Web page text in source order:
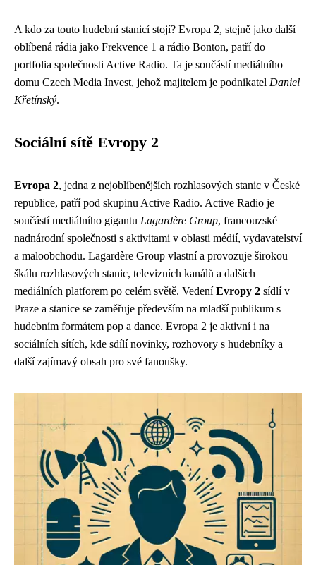
A kdo za touto hudební stanicí stojí? Evropa 2, stejně jako další
oblíbená rádia jako Frekvence 1 a rádio Bonton, patří do
portfolia společnosti Active Radio. Ta je součástí mediálního
domu Czech Media Invest, jehož majitelem je podnikatel Daniel
Křetínský.
Sociální sítě Evropy 2
Evropa 2, jedna z nejoblíbenějších rozhlasových stanic v České
republice, patří pod skupinu Active Radio. Active Radio je
součástí mediálního gigantu Lagardère Group, francouzské
nadnárodní společnosti s aktivitami v oblasti médií, vydavatelství
a maloobchodu. Lagardère Group vlastní a provozuje širokou
škálu rozhlasových stanic, televizních kanálů a dalších
mediálních platforem po celém světě. VedeníEvropy 2 sídlí v
Praze a stanice se zaměřuje především na mladší publikum s
hudebním formátem pop a dance. Evropa 2 je aktivní i na
sociálních sítích, kde sdílí novinky, rozhovory s hudebníky a
další zajímavý obsah pro své fanoušky.